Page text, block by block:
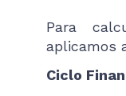
Para
aplicamos
Ciclo